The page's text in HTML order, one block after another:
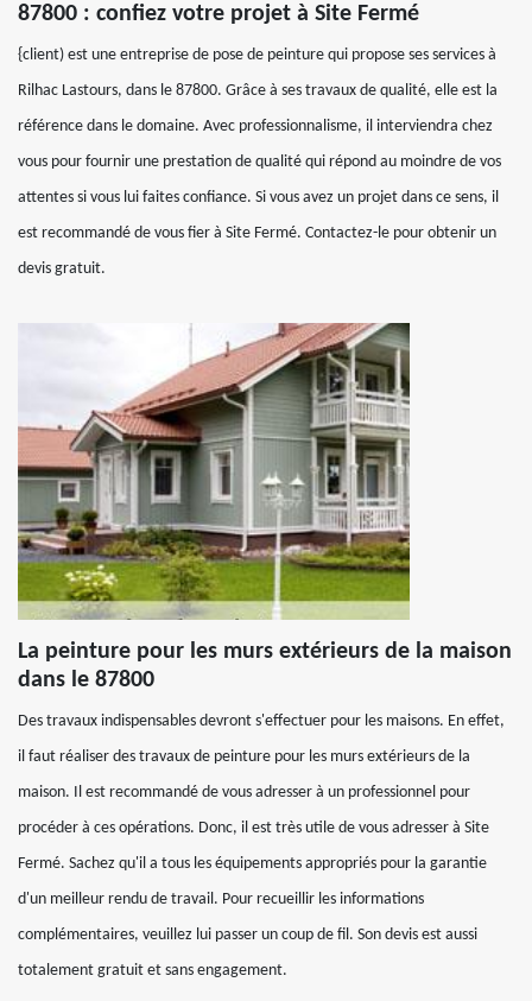
87800 : confiez votre projet à Site Fermé
{client) est une entreprise de pose de peinture qui propose ses services à
Rilhac Lastours, dans le 87800. Grâce à ses travaux de qualité, elle est la
référence dans le domaine. Avec professionnalisme, il interviendra chez
vous pour fournir une prestation de qualité qui répond au moindre de vos
attentes si vous lui faites confiance. Si vous avez un projet dans ce sens, il
est recommandé de vous fier à Site Fermé. Contactez-le pour obtenir un
devis gratuit.
La peinture pour les murs extérieurs de la maison
dans le 87800
Des travaux indispensables devront s'effectuer pour les maisons. En effet,
il faut réaliser des travaux de peinture pour les murs extérieurs de la
maison. Il est recommandé de vous adresser à un professionnel pour
procéder à ces opérations. Donc, il est très utile de vous adresser à Site
Fermé. Sachez qu'il a tous les équipements appropriés pour la garantie
d'un meilleur rendu de travail. Pour recueillir les informations
complémentaires, veuillez lui passer un coup de fil. Son devis est aussi
totalement gratuit et sans engagement.